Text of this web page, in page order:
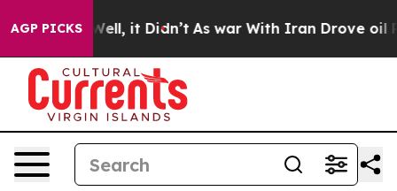
AGP PICKS
Well, it Didn’t As war With Iran Drove oil